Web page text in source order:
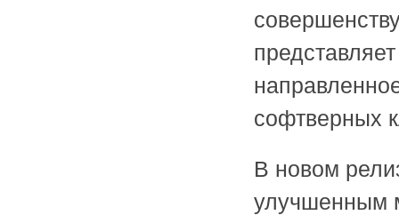
софтверных
В новом
улучшенным